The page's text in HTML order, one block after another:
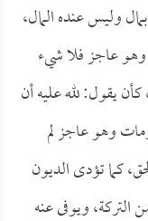
وليس عنده المال،
عاجز فلا شيء
يقول: لله عليه أن
وهو عاجز لم
كما تؤدى الديون
ويوفى عنه